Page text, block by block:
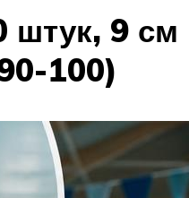
штук, 9 см
100)